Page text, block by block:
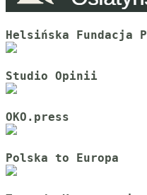
Helsińska Fundacja
Studio Opinii
OKO.press
Polska to Europa